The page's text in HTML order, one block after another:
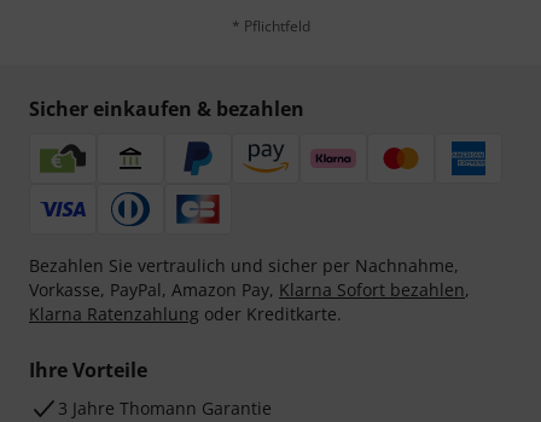
* Pflichtfeld
Sicher einkaufen & bezahlen
Bezahlen Sie vertraulich und sicher per Nachnahme,
Vorkasse, PayPal, Amazon Pay, Klarna Sofort bezahlen,
Klarna Ratenzahlung oder Kreditkarte.
Ihre Vorteile
3 Jahre Thomann Garantie